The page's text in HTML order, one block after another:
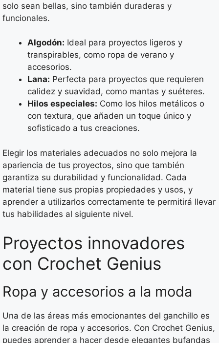
solo sean bellas, sino también duraderas y
funcionales.
Algodón: Ideal para proyectos ligeros y
transpirables, como ropa de verano y
accesorios.
Lana: Perfecta para proyectos que requieren
calidez y suavidad, como mantas y suéteres.
Hilos especiales: Como los hilos metálicos o
con textura, que añaden un toque único y
sofisticado a tus creaciones.
Elegir los materiales adecuados no solo mejora la
apariencia de tus proyectos, sino que también
garantiza su durabilidad y funcionalidad. Cada
material tiene sus propias propiedades y usos, y
aprender a utilizarlos correctamente te permitirá llevar
tus habilidades al siguiente nivel.
Proyectos innovadores
con Crochet Genius
Ropa y accesorios a la moda
Una de las áreas más emocionantes del ganchillo es
la creación de ropa y accesorios. Con Crochet Genius,
puedes aprender a hacer desde elegantes bufandas